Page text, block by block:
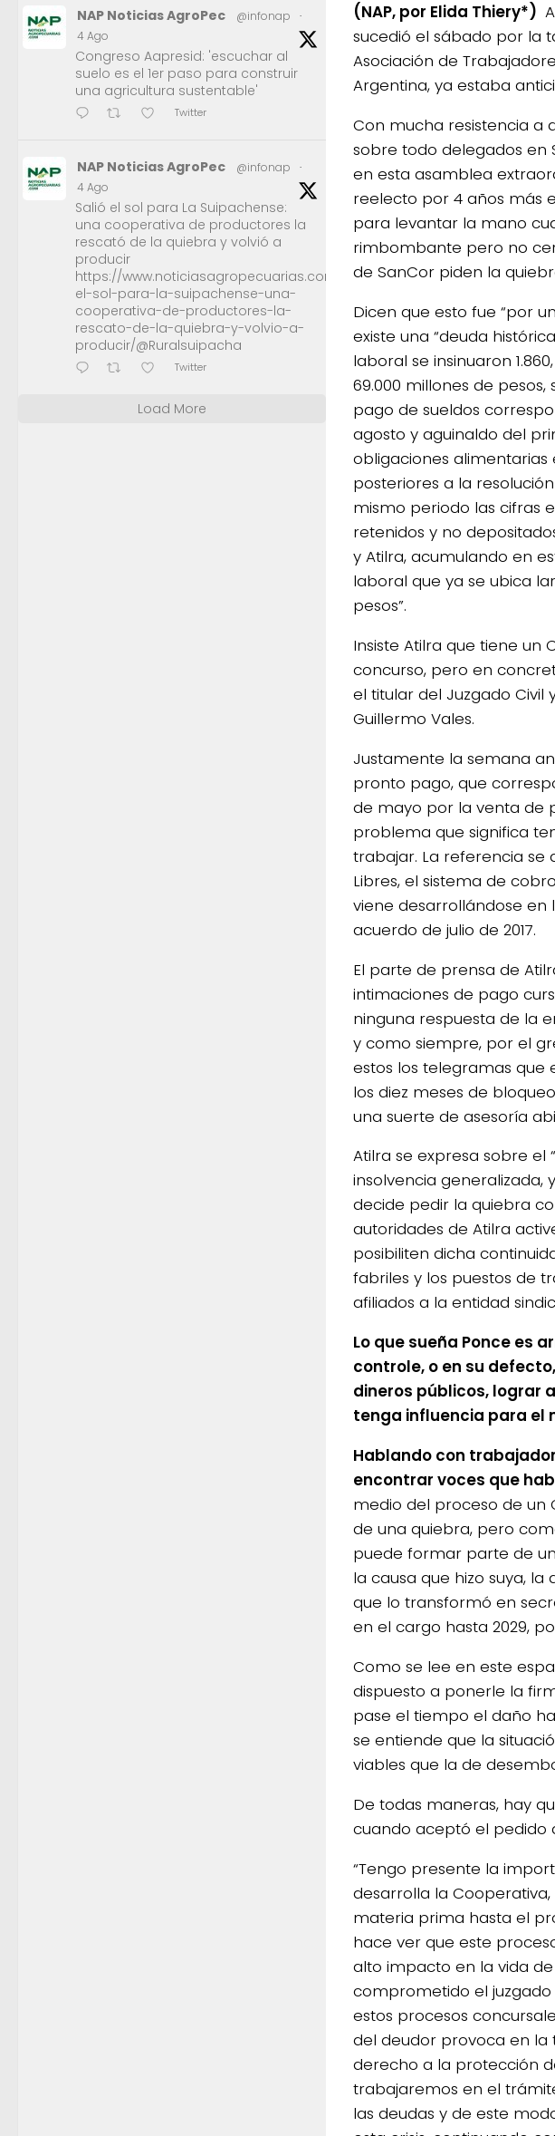
(NAP, por Elida Thiery*)
sucedió el sábado por la
Asociación de
Argentina, ya estaba
Con mucha resistencia a
sobre todo delegados en
en esta asamblea
reelecto por 4 años más
para levantar la mano
rimbombante pero no
de SanCor piden la
Dicen que esto fue “por
existe una “deuda
laboral se insinuaron
69.000 millones de
pago de sueldos
agosto y aguinaldo del
obligaciones alimentarias
posteriores a la
mismo periodo las cifras
retenidos y no
y Atilra, acumulando en
laboral que ya se ubica
pesos”.
Insiste Atilra que tiene un
concurso, pero en
el titular del Juzgado
Guillermo Vales.
Justamente la semana
pronto pago, que
de mayo por la venta de
problema que significa
trabajar. La referencia se
Libres, el sistema de
viene desarrollándose
acuerdo de julio de 2017.
El parte de prensa de
intimaciones de pago
ninguna respuesta de la
y como siempre, por el
estos los telegramas que
los diez meses de
una suerte de asesoría
Atilra se expresa sobre
insolvencia generalizada,
decide pedir la quiebra
autoridades de Atilra
posibiliten dicha
fabriles y los puestos de
afiliados a la entidad
Lo que sueña Ponce es
controle, o en su
dineros públicos, lograr
tenga influencia para el
Hablando con
encontrar voces que
medio del proceso de un
de una quiebra, pero
puede formar parte de
la causa que hizo suya,
que lo transformó en
en el cargo hasta 2029,
Como se lee en este
dispuesto a ponerle la
pase el tiempo el daño
se entiende que la
viables que la de
De todas maneras, hay
cuando aceptó el pedido
“Tengo presente la
desarrolla la
materia prima hasta el
hace ver que este
alto impacto en la vida
comprometido el
estos procesos
del deudor provoca en la
derecho a la protección
trabajaremos en el
las deudas y de este
NAP Noticias AgroPec @infonap
·
4 Ago
Congreso Aapresid: 'escuchar al
suelo es el 1er paso para construir
una agricultura sustentable'
Twitter
NAP Noticias AgroPec @infonap
·
4 Ago
Salió el sol para La Suipachense:
una cooperativa de productores la
rescató de la quiebra y volvió a
producir
https://www.noticiasagropecuarias.com/2026/08/04/salio-
el-sol-para-la-suipachense-una-
cooperativa-de-productores-la-
rescato-de-la-quiebra-y-volvio-a-
producir/@Ruralsuipacha
Twitter
Load More